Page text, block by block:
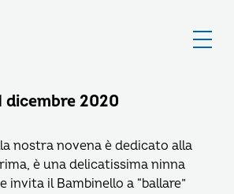
dicembre 2020
nostra novena è dedicato alla
è una delicatissima ninna
invita il Bambinello a “ballare”